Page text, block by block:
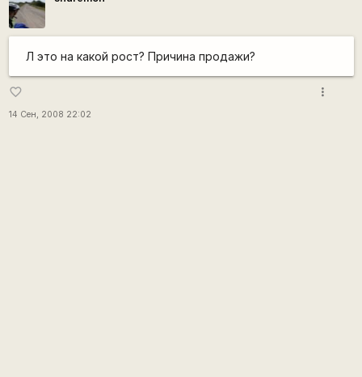
Л это на какой рост? Причина продажи?
favorite_border
14 Сен, 2008 22:02
more_vert